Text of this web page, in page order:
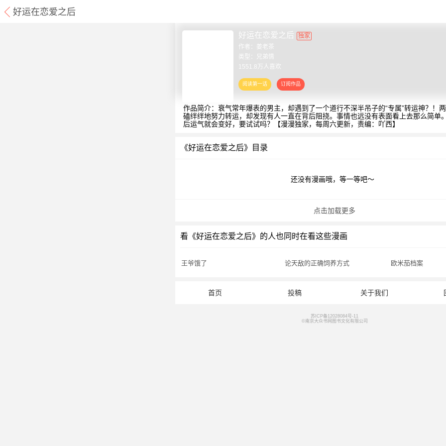
好运在恋爱之后
好运在恋爱之后
独家
作者：
姜老茶
类型：兄弟情
1551.8万人喜欢
作品简介：衰气常年爆表的男主，却遇到了一个道行不深半吊子的“专属”转运神？！
磕绊绊地努力转运，却发现有人一直在背后阻挠。事情也远没有表面看上去那么简单
后运气就会变好，要试试吗？【漫漫独家，每周六更新，责编：吖西】
《好运在恋爱之后》目录
还没有漫画哦，等一等吧～
点击加载更多
看《好运在恋爱之后》的人也同时在看这些漫画
王爷饿了 论天敌的正确饲养方式 欧米茄档案
首页 投稿 关于我们
苏ICP备12028084号-11
©南京大众书网图书文化有限公司